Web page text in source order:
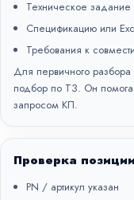
Техническое задание
Спецификацию или
Требования к
Для первичного
подбор по ТЗ. Он
запросом КП.
Проверка
PN / артикул указан